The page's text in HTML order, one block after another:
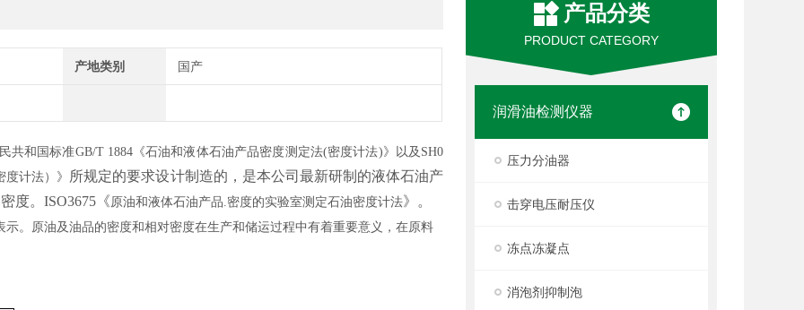
产品分类
PRODUCT CATEGORY
润滑油检测仪器
压力分油器
击穿电压耐压仪
冻点冻凝点
消泡剂抑制泡
产地类别 国产
共和国标准GB/T 1884《石油和液体石油产品密度测定法(密度计法)》 以及 SH0
计法）》
所规定的要求设计制造的，是本公司最新研制的液体石油产
度。ISO3675《原油和液体石油产品.密度的实验室测定石油密度计法》。
示。原油及油品的密度和相对密度在生产和储运过程中有着重要意义，在原料